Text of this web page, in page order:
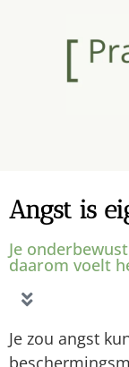
Angst is
Je
daarom voelt
Je zou angst